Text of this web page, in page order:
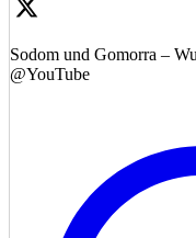
Sodom und Gomorra –
@YouTube